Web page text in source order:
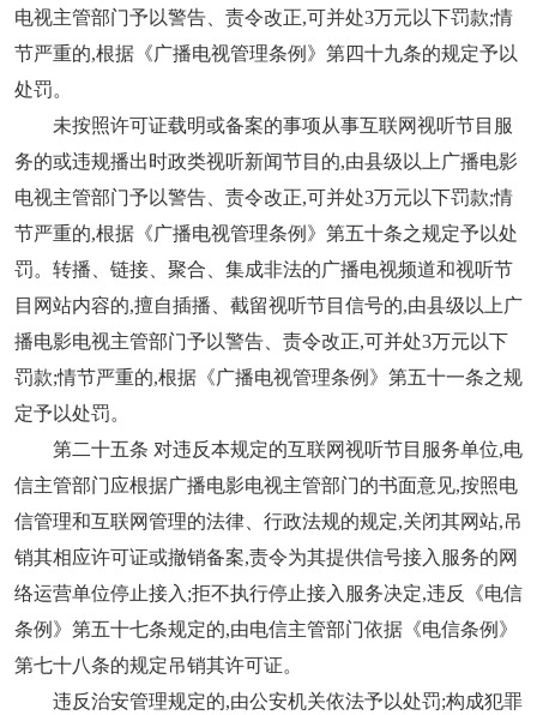
电视主管部门予以警告、责令改正,可并处3万元以下罚款;情
节严重的,根据《广播电视管理条例》第四十九条的规定予以
处罚。
未按照许可证载明或备案的事项从事互联网视听节目服
务的或违规播出时政类视听新闻节目的,由县级以上广播电影
电视主管部门予以警告、责令改正,可并处3万元以下罚款;情
节严重的,根据《广播电视管理条例》第五十条之规定予以处
罚。转播、链接、聚合、集成非法的广播电视频道和视听节
目网站内容的,擅自插播、截留视听节目信号的,由县级以上广
播电影电视主管部门予以警告、责令改正,可并处3万元以下
罚款;情节严重的,根据《广播电视管理条例》第五十一条之规
定予以处罚。
第二十五条 对违反本规定的互联网视听节目服务单位,电
信主管部门应根据广播电影电视主管部门的书面意见,按照电
信管理和互联网管理的法律、行政法规的规定,关闭其网站,吊
销其相应许可证或撤销备案,责令为其提供信号接入服务的网
络运营单位停止接入;拒不执行停止接入服务决定,违反《电信
条例》第五十七条规定的,由电信主管部门依据《电信条例》
第七十八条的规定吊销其许可证。
违反治安管理规定的,由公安机关依法予以处罚;构成犯罪